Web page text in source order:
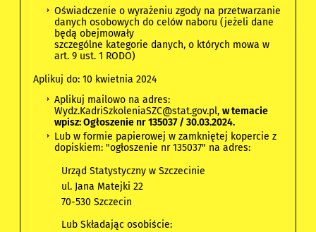
Oświadczenie o wyrażeniu zgody na przetwarzanie
danych osobowych do celów naboru (jeżeli dane
będą obejmowały
szczególne kategorie danych, o których mowa w
art. 9 ust. 1 RODO)
Aplikuj do: 10 kwietnia 2024
Aplikuj mailowo na adres:
Wydz.KadriSzkoleniaSZC@stat.gov.pl,w temacie
wpisz: Ogłoszenie nr 135037 / 30.03.2024.
Lub w formie papierowej w zamkniętej kopercie z
dopiskiem: "ogłoszenie nr 135037" na adres:
Urząd Statystyczny w Szczecinie
ul. Jana Matejki 22
70-530 Szczecin
Lub Składając osobiście: